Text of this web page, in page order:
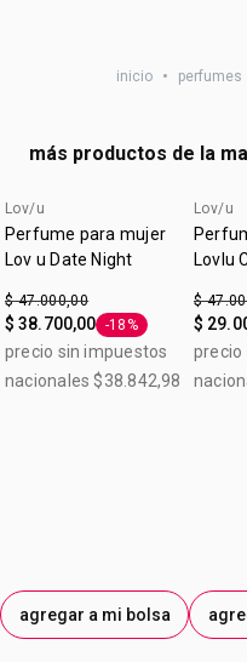
inicio • perfumes
más productos de la
Lov/u
Perfume para mujer
Lov u Date Night
$ 47.000,00
$ 38.700,00 Etiqueta -18%
-18%
precio sin impuestos
nacionales $38.842,98
agregar a mi bolsa
Lov/u
LovIu
$
$
precio